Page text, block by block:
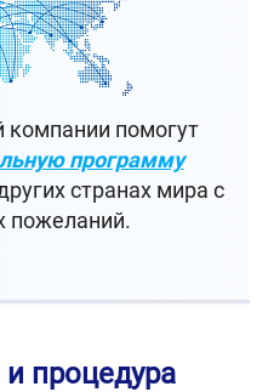
помогут
программу
странах мира с
пожеланий.
процедура